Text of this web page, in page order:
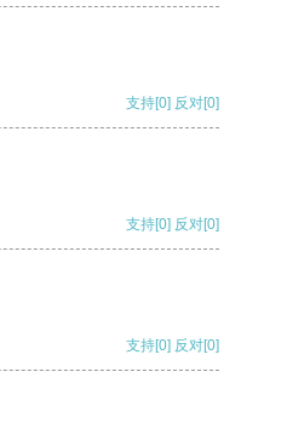
支持[0] 反对[0]
支持[0] 反对[0]
支持[0] 反对[0]